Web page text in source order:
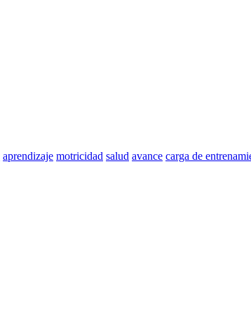
aprendizaje motricidad salud avance carga de